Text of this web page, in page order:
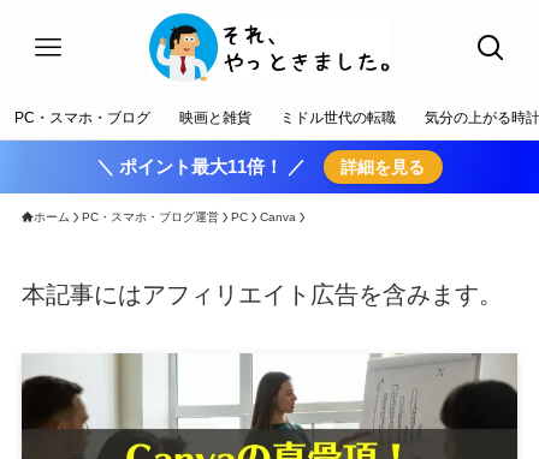
PC・スマホ・ブログ 映画と雑貨 ミドル世代の転職 気分の上がる時計
＼ ポイント最大11倍！ ／ 詳細を見る
ホーム PC・スマホ・ブログ運営 PC Canva
本記事にはアフィリエイト広告を含みます。